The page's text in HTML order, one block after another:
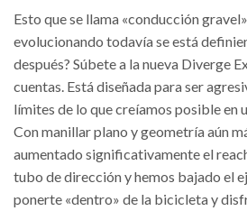
Esto que se llama «conducción
evolucionando todavía se está
después? Súbete a la nueva Diverge
cuentas. Está diseñada para ser
límites de lo que creíamos posible en
Con manillar plano y geometría aún
aumentado significativamente el
tubo de dirección y hemos bajado el
ponerte «dentro» de la bicicleta y